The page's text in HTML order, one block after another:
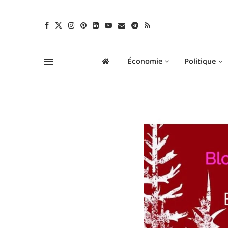
Économie Politique